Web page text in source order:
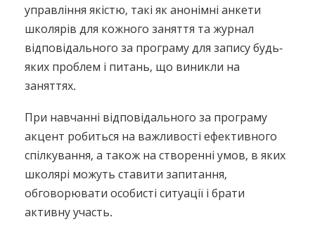
управління якістю, такі як анонімні анкети
школярів для кожного заняття та журнал
відповідального за програму для запису будь-
яких проблем і питань, що виникли на
заняттях.
При навчанні відповідального за програму
акцент робиться на важливості ефективного
спілкування, а також на створенні умов, в яких
школярі можуть ставити запитання,
обговорювати особисті ситуації і брати
активну участь.